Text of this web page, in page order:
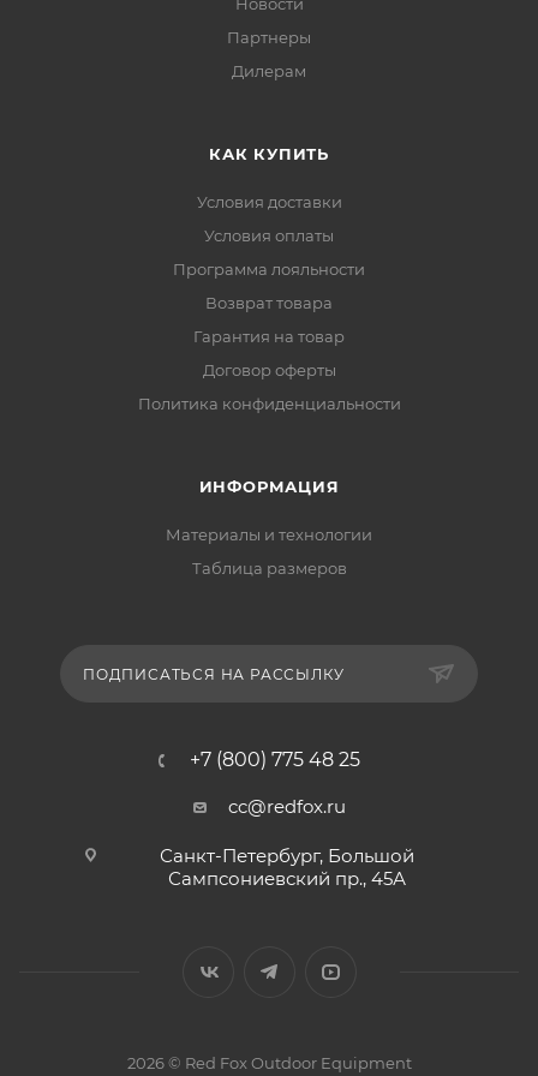
Партнеры
Дилерам
КАК КУПИТЬ
Условия доставки
Условия оплаты
Программа лояльности
Возврат товара
Гарантия на товар
Договор оферты
Политика конфиденциальности
ИНФОРМАЦИЯ
Материалы и технологии
Таблица размеров
ПОДПИСАТЬСЯ НА РАССЫЛКУ
+7 (800) 775 48 25
cc@redfox.ru
Санкт-Петербург, Большой
Сампсониевский пр., 45А
2026 © Red Fox Outdoor Equipment